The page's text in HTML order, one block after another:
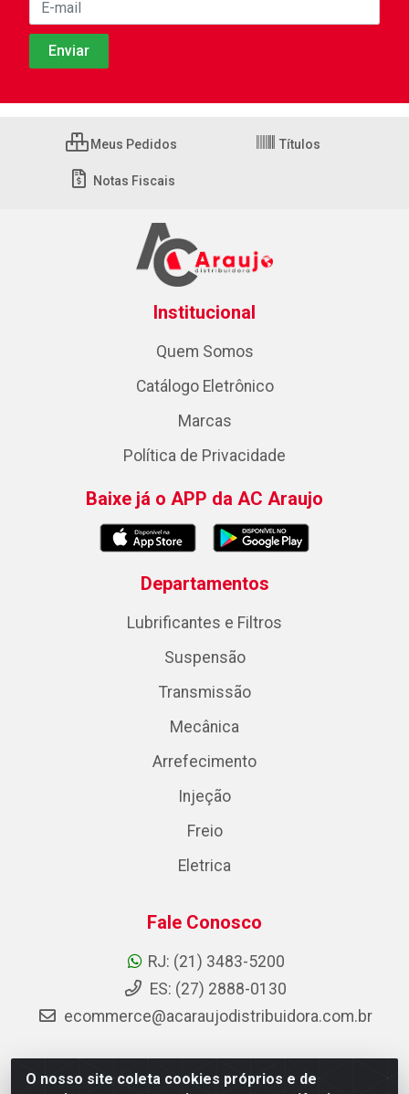
O nosso site coleta cookies próprios e de
Meus Pedidos Títulos
Notas Fiscais
Institucional
Quem Somos
Catálogo Eletrônico
Marcas
Política de Privacidade
Baixe já o APP da AC Araujo
Departamentos
Lubrificantes e Filtros
Suspensão
Transmissão
Mecânica
Arrefecimento
Injeção
Freio
Eletrica
Fale Conosco
RJ: (21) 3483-5200
ES: (27) 2888-0130
ecommerce@acaraujodistribuidora.com.br